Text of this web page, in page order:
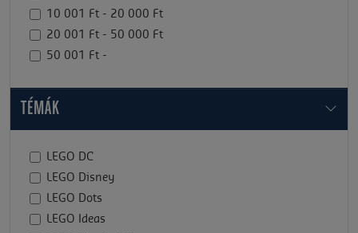
10 001 Ft - 20 000 Ft
20 001 Ft - 50 000 Ft
50 001 Ft -
TÉMÁK
LEGO DC
LEGO Disney
LEGO Dots
LEGO Ideas